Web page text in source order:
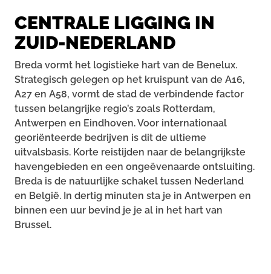
CENTRALE LIGGING IN
ZUID-NEDERLAND
Breda vormt het logistieke hart van de Benelux.
Strategisch gelegen op het kruispunt van de A16,
A27 en A58, vormt de stad de verbindende factor
tussen belangrijke regio’s zoals Rotterdam,
Antwerpen en Eindhoven. Voor internationaal
georiënteerde bedrijven is dit de ultieme
uitvalsbasis. Korte reistijden naar de belangrijkste
havengebieden en een ongeëvenaarde ontsluiting.
Breda is de natuurlijke schakel tussen Nederland
en België. In dertig minuten sta je in Antwerpen en
binnen een uur bevind je je al in het hart van
Brussel.